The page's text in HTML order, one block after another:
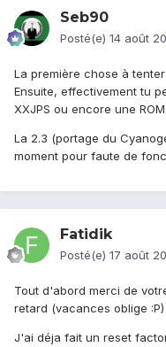
Seb90
Posté(e) 14 août
La première chose à
Ensuite, effectivement tu
XXJPS ou encore une
La 2.3 (portage du
moment pour faute de
Fatidik
Posté(e) 17 août
Tout d'abord merci de
retard (vacances oblige :P)
J'ai déja fait un reset